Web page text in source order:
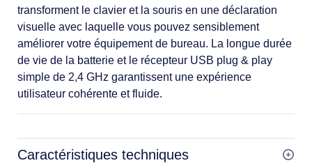
transforment le clavier et la souris en une déclaration
visuelle avec laquelle vous pouvez sensiblement
améliorer votre équipement de bureau. La longue durée
de vie de la batterie et le récepteur USB plug & play
simple de 2,4 GHz garantissent une expérience
utilisateur cohérente et fluide.
Caractéristiques techniques